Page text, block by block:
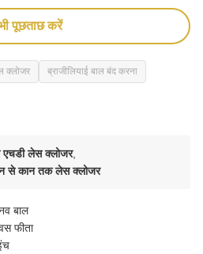
पूछताछ करें
क्लोजर ब्राजीलियाई बाल बंद करना
एचडी लेस क्लोजर,
से कान तक लेस क्लोजर
बाल
फीता